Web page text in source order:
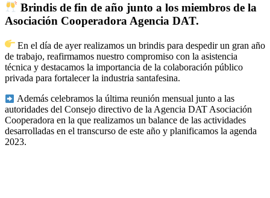
Brindis de fin de año junto a los miembros de la
Asociación Cooperadora Agencia DAT.
En el día de ayer realizamos un brindis para despedir un gran año
de trabajo, reafirmamos nuestro compromiso con la asistencia
técnica y destacamos la importancia de la colaboración público
privada para fortalecer la industria santafesina.
Además celebramos la última reunión mensual junto a las
autoridades del Consejo directivo de la Agencia DAT Asociación
Cooperadora en la que realizamos un balance de las actividades
desarrolladas en el transcurso de este año y planificamos la agenda
2023.